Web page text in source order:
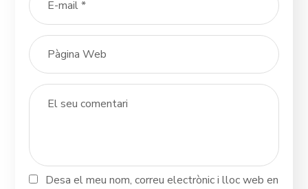
Desa el meu nom, correu electrònic i lloc web en